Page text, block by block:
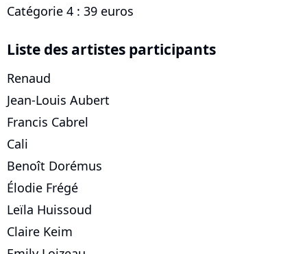
Catégorie 4 : 39 euros
Liste des artistes participants
Renaud
Jean-Louis Aubert
Francis Cabrel
Cali
Benoît Dorémus
Élodie Frégé
Leïla Huissoud
Claire Keim